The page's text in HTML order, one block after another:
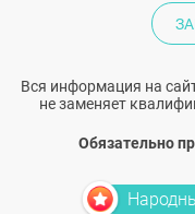
Вся информация на
не заменяет
Обязательно